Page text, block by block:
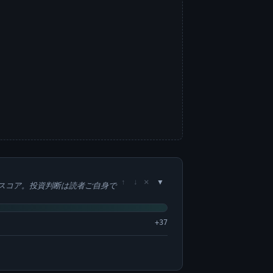
コア。投資判断は読者ご自身で ↑ ↓ ×
+37